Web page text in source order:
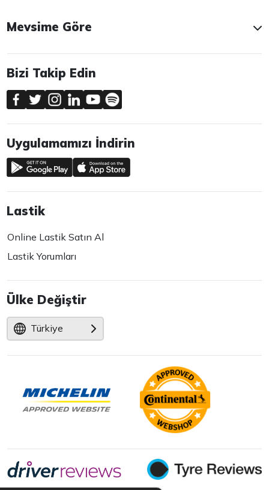
Mevsime Göre
Bizi Takip Edin
Uygulamamızı İndirin
Lastik
Online Lastik Satın Al
Lastik Yorumları
Ülke Değiştir
Türkiye